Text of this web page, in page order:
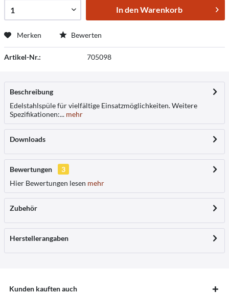
In denWarenkorb
Merken Bewerten
Artikel-Nr.: 705098
Beschreibung
Edelstahlspüle für vielfältige Einsatzmöglichkeiten. Weitere
Spezifikationen:... mehr
Downloads
Bewertungen
3
Hier Bewertungen lesen mehr
Zubehör
Herstellerangaben
Kunden kauften auch